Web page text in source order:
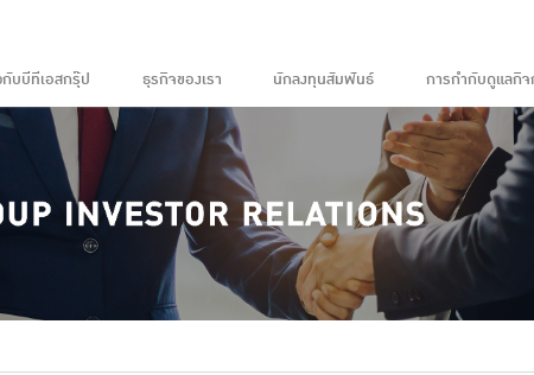
กับบีทีเอสกรุ๊ป ธุรกิจของเรา นักลงทุนสัมพันธ์ การกำกับดูแลกิจ